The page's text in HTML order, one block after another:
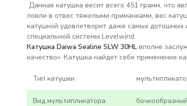
Данная катушка весит всего 451 грамм, что
ловли в отвес тяжелыми приманками, вес
катушкой удовлетворит даже самых дотошных
специальной системы Levelwind.
Катушка Daiwa Sealine SLW 30HL вполне
качество». Катушка найдет себе применение
Тип катушки
Вид мультипликатора бочкообразный